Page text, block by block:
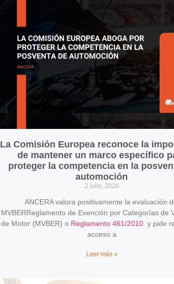
La Comisión Europea reconoce la
de mantener un marco específico
proteger la competencia en la
automoción
2 julio, 2026
ANCERA valora positivamente la evaluación
MVBERReglamento de Exención por Categorías de
de Motor (MVBER) o Reglamento 461/2010 . y pide
acceso a
Leer más »